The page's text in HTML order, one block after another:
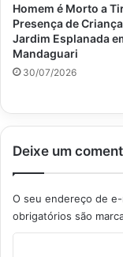
Homem é Morto a
Presença de
Jardim Esplanada
Mandaguari
30/07/2026
Deixe um
O seu endereço de
obrigatórios são